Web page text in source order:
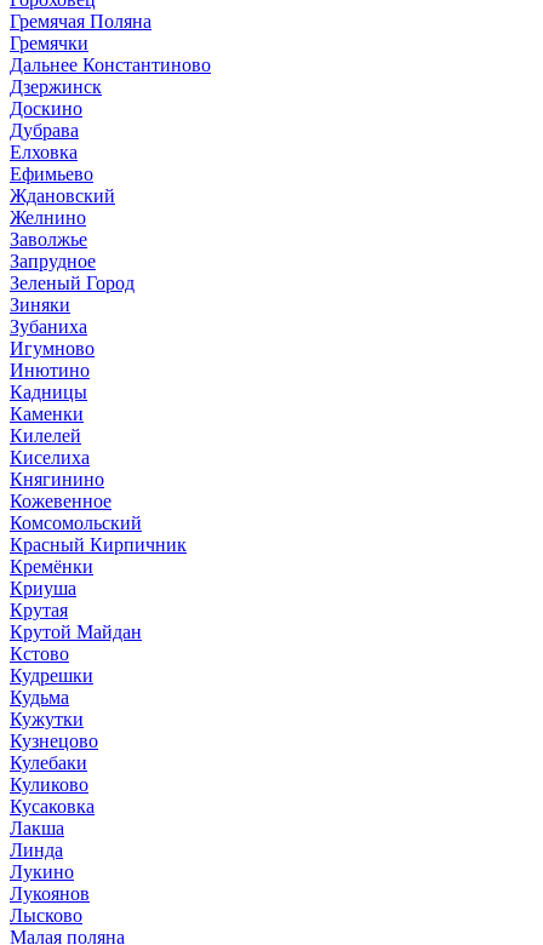
Гремячая Поляна
Гремячки
Дальнее Константиново
Дзержинск
Доскино
Дубрава
Елховка
Ефимьево
Ждановский
Желнино
Заволжье
Запрудное
Зеленый Город
Зиняки
Зубаниха
Игумново
Инютино
Кадницы
Каменки
Килелей
Киселиха
Княгинино
Кожевенное
Комсомольский
Красный Кирпичник
Кремёнки
Криуша
Крутая
Крутой Майдан
Кстово
Кудрешки
Кудьма
Кужутки
Кузнецово
Кулебаки
Куликово
Кусаковка
Лакша
Линда
Лукино
Лукоянов
Лысково
Малая поляна